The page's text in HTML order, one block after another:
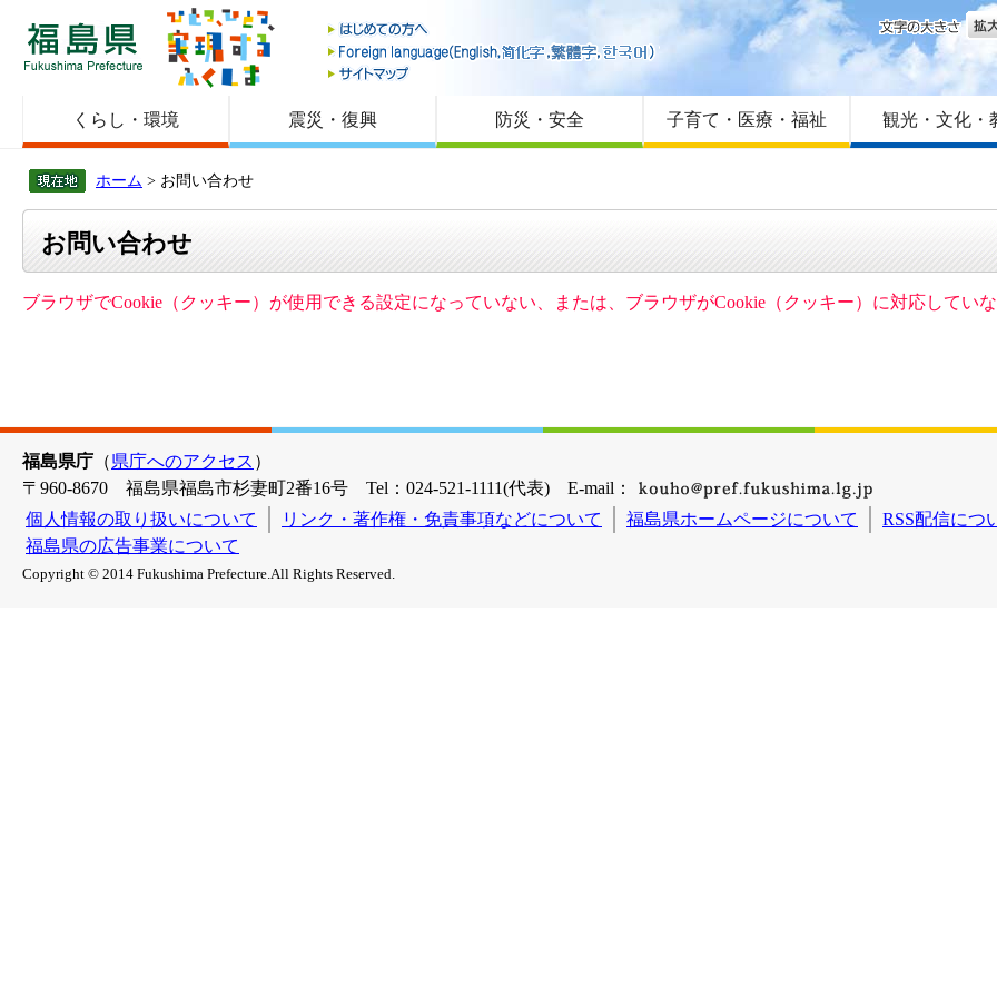
福島県
はじめての方へ
Foreign language
サイトマップ
文字
くらし・環境 震災・復興 防災・安全 子育て・医療・福祉 観光・文化・
ホーム > お問い合わせ
お問い合わせ
ブラウザでCookie（クッキー）が使用できる設定になっていない、または、ブラウザがCookie（クッキー）に対応してい
福島県庁 （県庁へのアクセス ）
〒960-8670 福島県福島市杉妻町2番16号 Tel：024-521-1111(代表) E-mail：
個人情報の取り扱いについて
リンク・著作権・免責事項などについて 福島県ホームページについて
RSS配信につ
福島県の広告事業について
Copyright © 2014 Fukushima Prefecture.All Rights Reserved.